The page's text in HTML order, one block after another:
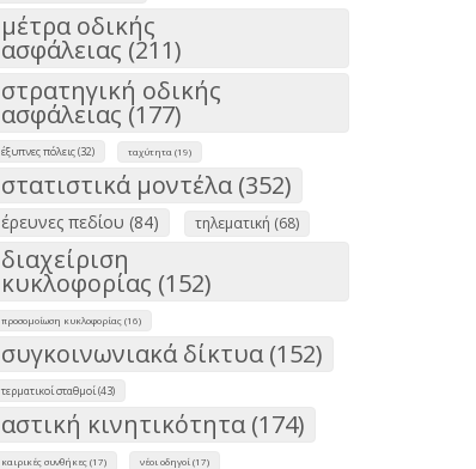
μέτρα οδικής
ασφάλειας (211)
στρατηγική οδικής
ασφάλειας (177)
έξυπνες πόλεις (32) ταχύτητα (19)
στατιστικά μοντέλα (352)
έρευνες πεδίου (84) τηλεματική (68)
διαχείριση
κυκλοφορίας (152)
προσομοίωση κυκλοφορίας (16)
συγκοινωνιακά δίκτυα (152)
τερματικοί σταθμοί (43)
αστική κινητικότητα (174)
καιρικές συνθήκες (17) νέοι οδηγοί (17)